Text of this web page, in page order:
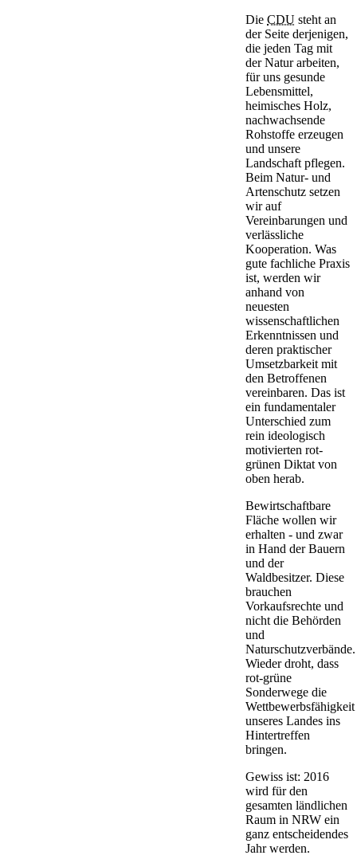
Die CDU steht an
der Seite derjenigen,
die jeden Tag mit
der Natur arbeiten,
für uns gesunde
Lebensmittel,
heimisches Holz,
nachwachsende
Rohstoffe erzeugen
und unsere
Landschaft pflegen.
Beim Natur- und
Artenschutz setzen
wir auf
Vereinbarungen und
verlässliche
Kooperation. Was
gute fachliche Praxis
ist, werden wir
anhand von
neuesten
wissenschaftlichen
Erkenntnissen und
deren praktischer
Umsetzbarkeit mit
den Betroffenen
vereinbaren. Das ist
ein fundamentaler
Unterschied zum
rein ideologisch
motivierten rot-
grünen Diktat von
oben herab.
Bewirtschaftbare
Fläche wollen wir
erhalten - und zwar
in Hand der Bauern
und der
Waldbesitzer. Diese
brauchen
Vorkaufsrechte und
nicht die Behörden
und
Naturschutzverbände.
Wieder droht, dass
rot-grüne
Sonderwege die
Wettbewerbsfähigkeit
unseres Landes ins
Hintertreffen
bringen.
Gewiss ist: 2016
wird für den
gesamten ländlichen
Raum in NRW ein
ganz entscheidendes
Jahr werden.